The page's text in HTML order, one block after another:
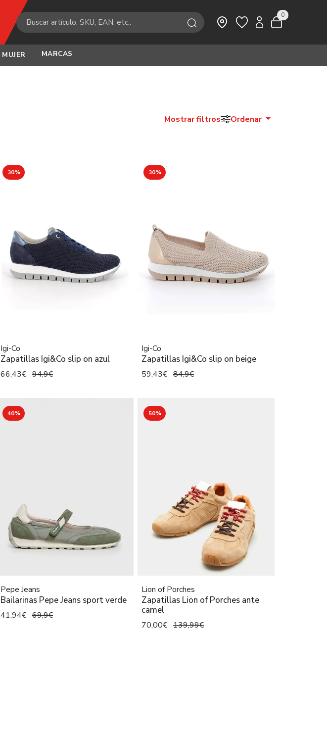
MUJER MARCAS
0
Mostrar filtros Ordenar
30%
Igi-Co
Zapatillas Igi&Co slip on azul
66,43€ 94,9€
30%
Igi-Co
Zapatillas Igi&Co slip on beige
59,43€ 84,9€
40%
Pepe Jeans
Bailarinas Pepe Jeans sport verde
41,94€ 69,9€
50%
Lion of Porches
Zapatillas Lion of Porches ante
camel
70,00€ 139,99€